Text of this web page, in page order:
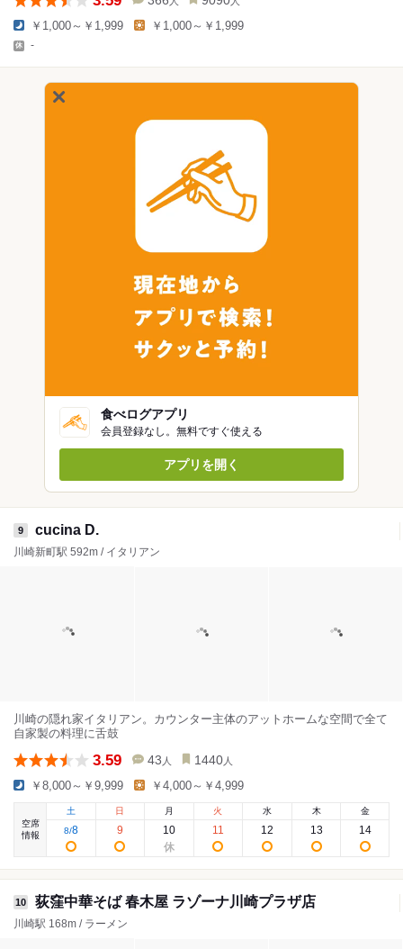
￥1,000～￥1,999 ￥1,000～￥1,999
-
食べログアプリ
会員登録なし。無料ですぐ使える
アプリを開く
9 cucina D.
川崎新町駅 592m / イタリアン
川崎の隠れ家イタリアン。カウンター主体のアットホームな空間で全て
自家製の料理に舌鼓
3.59 43 人 1440 人
￥8,000～￥9,999 ￥4,000～￥4,999
空席
情報
土
8/8
日
9
月
10
火
11
水
12
木
13
金
14
10 荻窪中華そば 春木屋 ラゾーナ川崎プラザ店
川崎駅 168m / ラーメン